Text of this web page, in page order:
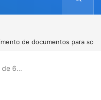
para solicitação do
de 6…